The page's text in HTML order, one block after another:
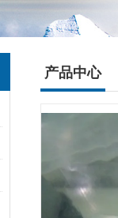
产品中心